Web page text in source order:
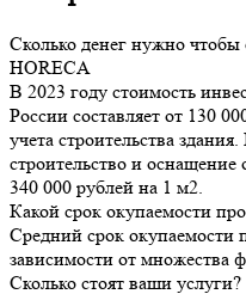
Сколько денег нужно чтобы
HORECA
В 2023 году стоимость
России составляет от 130
учета строительства
строительство и оснащение
340 000 рублей на 1 м2.
Какой срок окупаемости
Средний срок окупаемости
зависимости от множества
Сколько стоят ваши услуги?